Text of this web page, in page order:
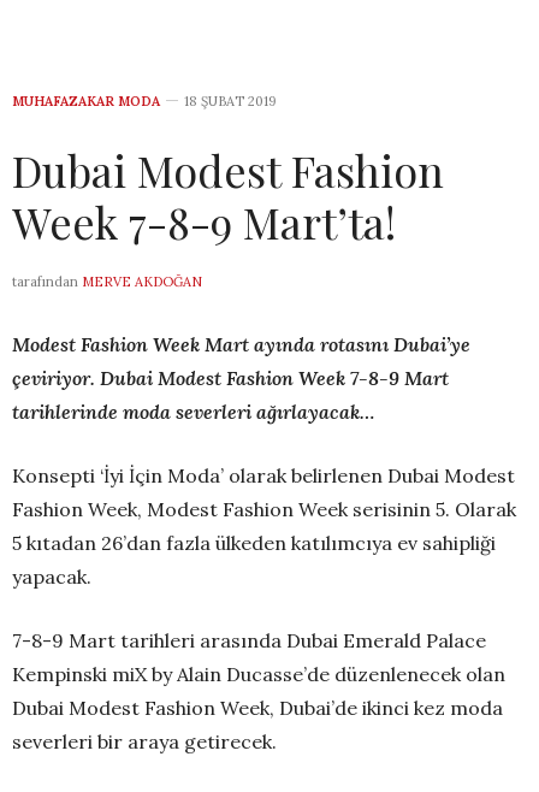
MUHAFAZAKAR MODA 18 ŞUBAT 2019
Dubai Modest Fashion
Week 7-8-9 Mart’ta!
tarafından MERVE AKDOĞAN
Modest Fashion Week Mart ayında rotasını Dubai’ye
çeviriyor. Dubai Modest Fashion Week 7-8-9 Mart
tarihlerinde moda severleri ağırlayacak…
Konsepti ‘İyi İçin Moda’ olarak belirlenen Dubai Modest
Fashion Week, Modest Fashion Week serisinin 5. Olarak
5 kıtadan 26’dan fazla ülkeden katılımcıya ev sahipliği
yapacak.
7-8-9 Mart tarihleri arasında Dubai Emerald Palace
Kempinski miX by Alain Ducasse’de düzenlenecek olan
Dubai Modest Fashion Week, Dubai’de ikinci kez moda
severleri bir araya getirecek.